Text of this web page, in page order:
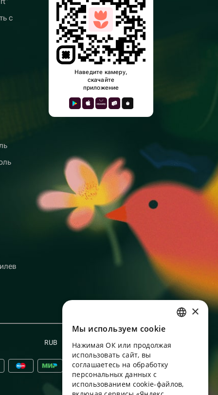
с
Наведите камеру,
скачайте
приложение
RUB Русский
ENGLISH
UKRAINIAN
PORTUGUESE
×
Мы используем сookie
Нажимая ОК или продолжая
использовать сайт, вы
соглашаетесь на обработку
персональных данных с
использованием cookie-файлов,